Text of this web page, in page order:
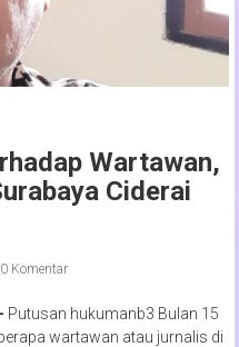
Wartawan,
Ciderai
0 Komentar
Putusan hukumanb3 Bulan 15
wartawan atau jurnalis di